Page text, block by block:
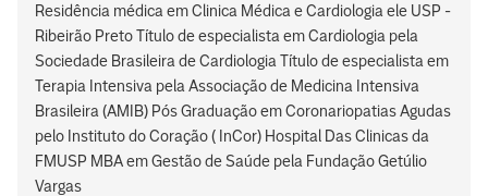
Residência médica em Clinica Médica e Cardiologia ele USP -
Ribeirão Preto Título de especialista em Cardiologia pela
Sociedade Brasileira de Cardiologia Título de especialista em
Terapia Intensiva pela Associação de Medicina Intensiva
Brasileira (AMIB) Pós Graduação em Coronariopatias Agudas
pelo Instituto do Coração ( InCor) Hospital Das Clinicas da
FMUSP MBA em Gestão de Saúde pela Fundação Getúlio
Vargas